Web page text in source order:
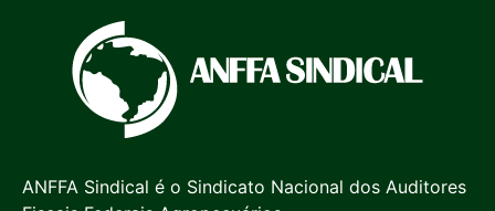
ANFFA Sindical é o Sindicato Nacional dos Auditores